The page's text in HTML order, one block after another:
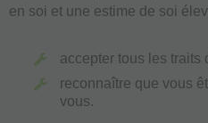
en soi et une estime de soi
accepter tous les traits
reconnaître que vous
vous.